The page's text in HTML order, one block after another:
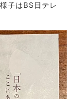
子はBS日テレ